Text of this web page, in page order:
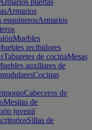
puertas
Armarios
esquinerosArmarios
Muebles
recibidores
Taburetes de cocinaMesas
auxiliares de
Cocinas
Cabeceros de
Mesitas de
juvenil
Sillas de